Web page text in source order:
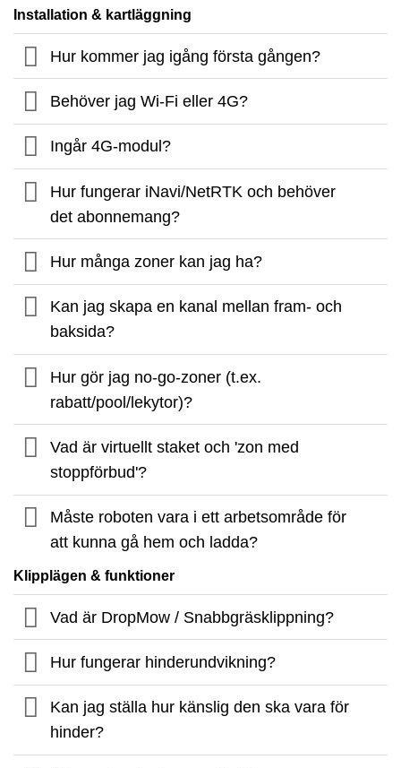
Installation & kartläggning
Hur kommer jag igång första gången?
Behöver jag Wi-Fi eller 4G?
Ingår 4G-modul?
Hur fungerar iNavi/NetRTK och behöver
det abonnemang?
Hur många zoner kan jag ha?
Kan jag skapa en kanal mellan fram- och
baksida?
Hur gör jag no-go-zoner (t.ex.
rabatt/pool/lekytor)?
Vad är virtuellt staket och 'zon med
stoppförbud'?
Måste roboten vara i ett arbetsområde för
att kunna gå hem och ladda?
Klipplägen & funktioner
Vad är DropMow / Snabbgräsklippning?
Hur fungerar hinderundvikning?
Kan jag ställa hur känslig den ska vara för
hinder?